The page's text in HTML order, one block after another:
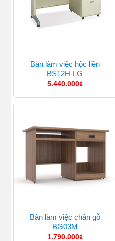
Bàn làm việc hộc liền
BS12H-LG
5.440.000₫
Bàn làm việc chân gỗ
BG03M
1.790.000₫